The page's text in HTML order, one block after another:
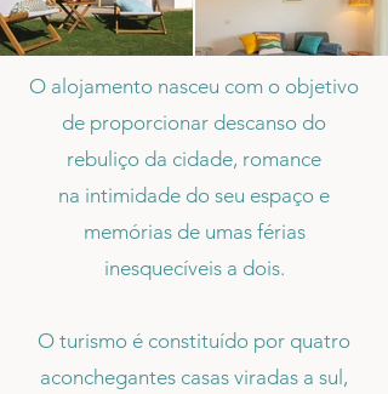
O alojamento nasceu com o objetivo
de proporcionar descanso do
rebuliço da cidade, romance
na intimidade do seu espaço e
memórias de umas férias
inesquecíveis a dois.
O turismo é constituído por quatro
aconchegantes casas viradas a sul,